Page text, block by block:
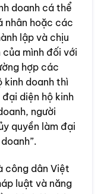
doanh cá thể
nhân hoặc các
lập và chịu
mình đối với
hợp các
kinh doanh thì
diện hộ kinh
người
quyền làm đại
công dân Việt
luật và năng